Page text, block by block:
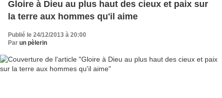
Gloire à Dieu au plus haut des cieux et paix sur
la terre aux hommes qu'il aime
Publié le 24/12/2013 à 20:00
Par un pèlerin